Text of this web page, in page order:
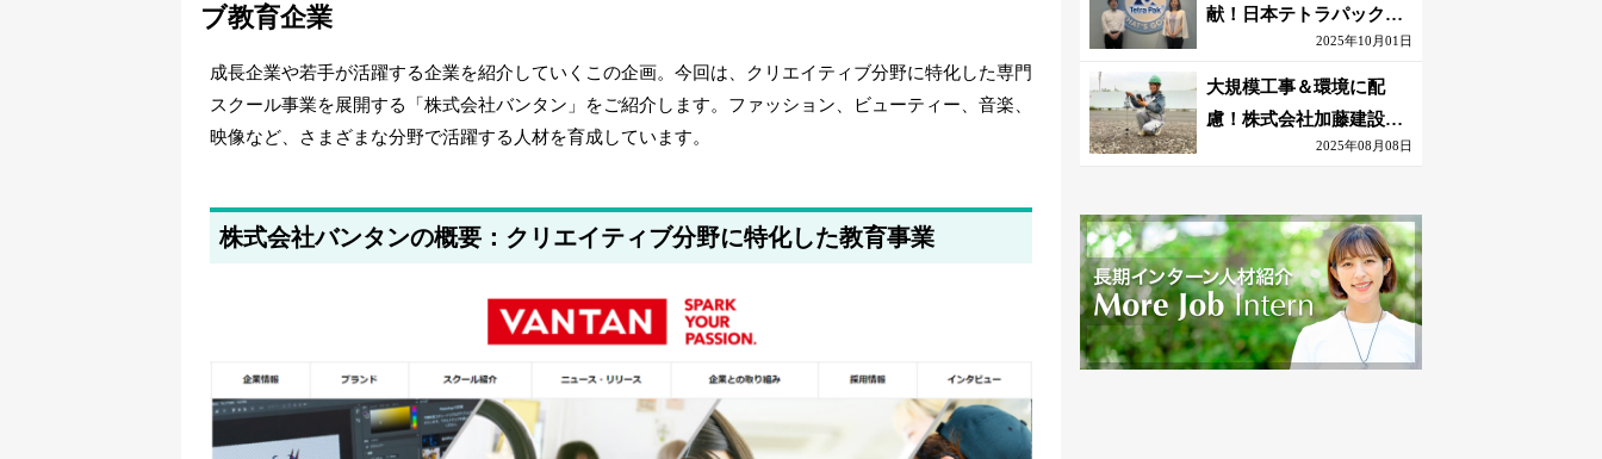
ブ教育企業
成長企業や若手が活躍する企業を紹介していくこの企画。今回は、クリエイティブ分野に特化した専門
スクール事業を展開する「株式会社バンタン」をご紹介します。ファッション、ビューティー、音楽、
映像など、さまざまな分野で活躍する人材を育成しています。
株式会社バンタンの概要：クリエイティブ分野に特化した教育事業
献！日本テトラパック株
式会社のグローバルな環
境
2025年10月01日
大規模工事＆環境に配
慮！株式会社加藤建設の
若手が語る現場監督の働
2025年08月08日